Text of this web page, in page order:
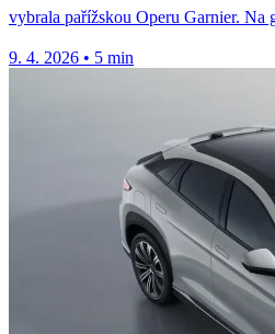
vybrala pařížskou Operu Garnier. Na
9. 4. 2026 • 5 min